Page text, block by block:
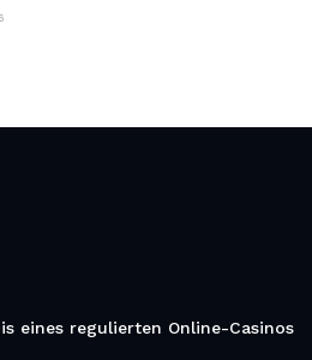
eines regulierten Online-Casinos